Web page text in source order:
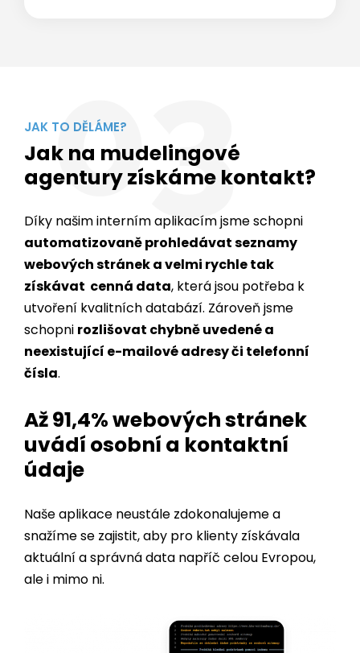
03
Jak na mudelingové
agentury získáme kontakt?
Díky našim interním aplikacím jsme schopni
webových stránek a velmi rychle tak
získávat cenná data, která jsou potřeba k
utvoření kvalitních databází. Zároveň jsme
schopnirozlišovat chybně uvedené a
neexistující e-mailové adresy či telefonní
čísla.
Až 91,4% webových stránek
uvádí osobní a kontaktní
údaje
Naše aplikace neustále zdokonalujeme a
aktuální a správná data napříč celou Evropou,
ale i mimo ni.